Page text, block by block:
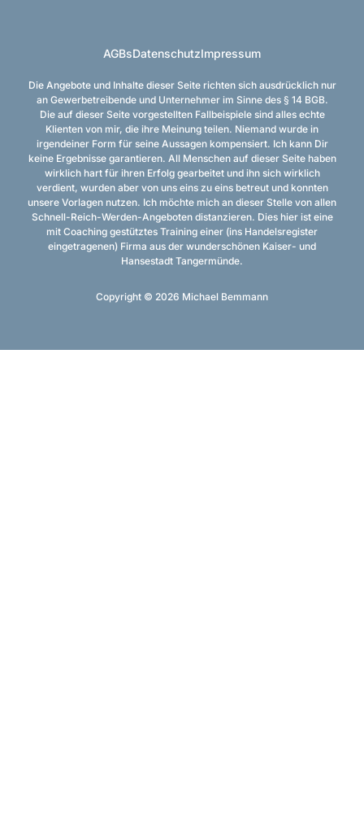
AGBsDatenschutzImpressum
Die Angebote und Inhalte dieser Seite richten sich ausdrücklich nur
an Gewerbetreibende und Unternehmer im Sinne des § 14 BGB.
Die auf dieser Seite vorgestellten Fallbeispiele sind alles echte
Klienten von mir, die ihre Meinung teilen. Niemand wurde in
irgendeiner Form für seine Aussagen kompensiert. Ich kann Dir
keine Ergebnisse garantieren. All Menschen auf dieser Seite haben
wirklich hart für ihren Erfolg gearbeitet und ihn sich wirklich
verdient, wurden aber von uns eins zu eins betreut und konnten
unsere Vorlagen nutzen. Ich möchte mich an dieser Stelle von allen
Schnell-Reich-Werden-Angeboten distanzieren. Dies hier ist eine
mit Coaching gestütztes Training einer (ins Handelsregister
eingetragenen) Firma aus der wunderschönen Kaiser- und
Hansestadt Tangermünde.
Copyright © 2026 Michael Bemmann